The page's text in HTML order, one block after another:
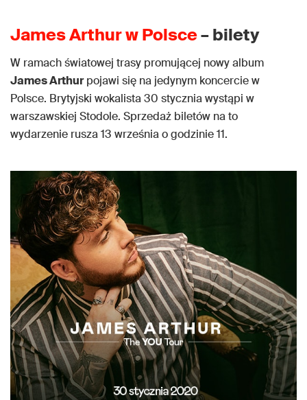
James Arthur w Polsce– bilety
W ramach światowej trasy promującej nowy album
James Arthurpojawi się na jedynym koncercie w
Polsce. Brytyjski wokalista 30 stycznia wystąpi w
warszawskiej Stodole. Sprzedaż biletów na to
wydarzenie rusza 13 września o godzinie 11.